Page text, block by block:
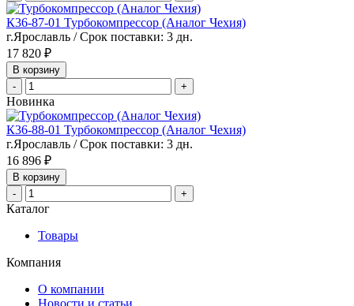
К36-87-01 Турбокомпрессор (Аналог Чехия)
г.Ярославль / Срок поставки: 3 дн.
17 820 ₽
В корзину
-
+
Новинка
К36-88-01 Турбокомпрессор (Аналог Чехия)
г.Ярославль / Срок поставки: 3 дн.
16 896 ₽
В корзину
-
+
Каталог
Товары
Компания
О компании
Новости и статьи